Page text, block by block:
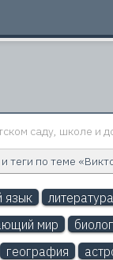
саду, школе и
теги по теме
язык литература
мир
география